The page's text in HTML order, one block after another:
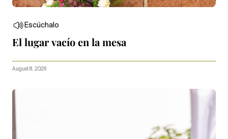
Escúchalo
El lugar vacío en la mesa
August 8, 2026